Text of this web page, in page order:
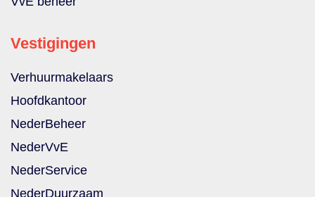
Vestigingen
Verhuurmakelaars
Hoofdkantoor
NederBeheer
NederVvE
NederService
NederDuurzaam